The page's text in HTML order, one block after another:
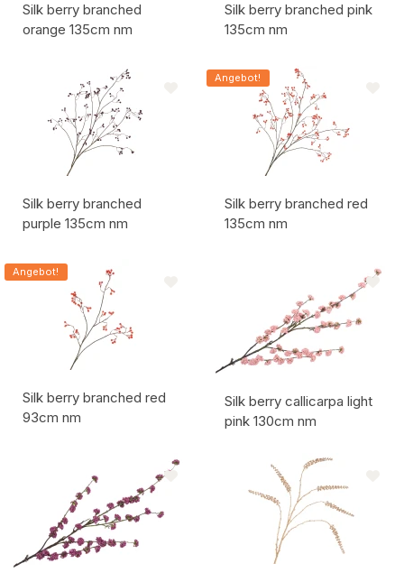
Silk berry branched
orange 135cm nm
Silk berry branched pink
135cm nm
Artikelcode:
Silk berry branched
purple 135cm nm
Artikelcode:
Angebot!
Silk berry branched red
135cm nm
Angebot!
Silk berry branched red
93cm nm
Silk berry callicarpa light
pink 130cm nm